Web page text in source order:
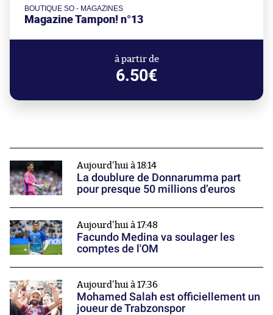
BOUTIQUE SO - MAGAZINES
Magazine Tampon! n°13
à partir de
6.50€
Aujourd'hui à 18:14
La doublure de Donnarumma part
pour presque 50 millions d’euros
Aujourd'hui à 17:48
Facundo Medina va soulager les
comptes de l'OM
Aujourd'hui à 17:36
Mohamed Salah est officiellement un
joueur de Trabzonspor